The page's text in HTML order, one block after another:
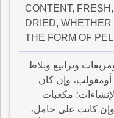
CONTENT,
DRIED, WHETHER
THE FORM OF
وترابيع وبلاط
وإن كان
مكعبات
كانت على حامل،